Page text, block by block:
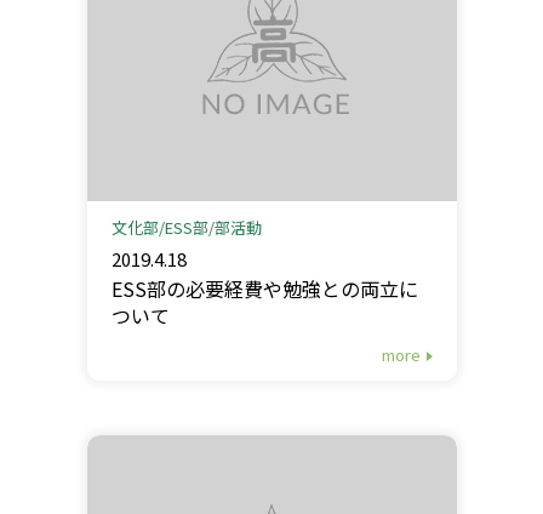
文化部 ESS部 部活動
2019.4.18
ESS部の必要経費や勉強との両立に
ついて
more